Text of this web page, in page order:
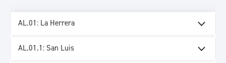
AL.01: La Herrera
AL.01.1: San Luis